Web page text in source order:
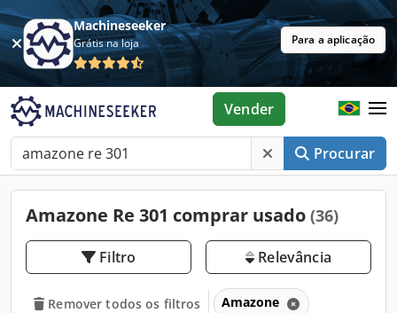
Machineseeker
Grátis na loja Para a aplicação
Procurar
Vender
Amazone Re 301 comprar usado (36)
Filtro Relevância
Remover todos os filtros Amazone